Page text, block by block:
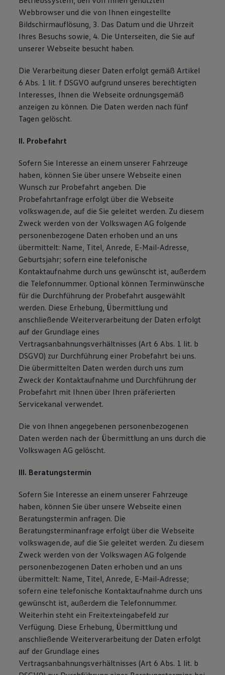
Magazin
Lifestyle
Transport
Familie
Elektromobilität
Volkswagen R
Volkswagen Kundenbetreuung
Webbrowser und die von Ihnen eingestellte
Bildschirmauflösung, 3. Das Datum und die Uhrzeit
Ihres Besuchs sowie, 4. Die Unterseiten, die Sie auf
unserer Webseite besucht haben.
Die Verarbeitung dieser Daten erfolgt gemäß Artikel
6 Abs. 1 lit. f DSGVO aufgrund unseres berechtigten
Interesses, Ihnen die Webseite ordnungsgemäß
anzeigen zu können. Die Daten werden nach fünf
Tagen gelöscht.
II. Probefahrt
Sofern Sie Interesse an einem unserer Fahrzeuge
haben, können Sie über unsere Webseite einen
Wunsch zur Probefahrt angeben. Die
Probefahrtanfrage erfolgt über die Webseite
volkswagen.de, auf die Sie geleitet werden. Zu diesem
Zweck werden von der Volkswagen AG folgende
personenbezogene Daten erhoben und an uns
übermittelt: Name, Titel, Anrede, E-Mail-Adresse,
Geburtsjahr; sofern eine telefonische
Kontaktaufnahme durch uns gewünscht ist, außerdem
die Telefonnummer. Optional können Terminwünsche
für die Durchführung der Probefahrt ausgewählt
werden. Diese Erhebung, Übermittlung und
anschließende Weiterverarbeitung der Daten erfolgt
auf der Grundlage eines
Vertragsanbahnungsverhältnisses (Art 6 Abs. 1 lit. b
DSGVO) zur Durchführung einer Probefahrt bei uns.
Die übermittelten Daten werden durch uns zum
Zweck der Kontaktaufnahme und Durchführung der
Probefahrt mit Ihnen über Ihren präferierten
Servicekanal verwendet.
Die von Ihnen angegebenen personenbezogenen
Daten werden nach der Übermittlung an uns durch die
Volkswagen AG gelöscht.
III. Beratungstermin
Sofern Sie Interesse an einem unserer Fahrzeuge
haben, können Sie über unsere Webseite einen
Beratungstermin anfragen. Die
Beratungsterminanfrage erfolgt über die Webseite
volkswagen.de, auf die Sie geleitet werden. Zu diesem
Zweck werden von der Volkswagen AG folgende
personenbezogenen Daten erhoben und an uns
übermittelt: Name, Titel, Anrede, E-Mail-Adresse;
sofern eine telefonische Kontaktaufnahme durch uns
gewünscht ist, außerdem die Telefonnummer.
Weiterhin steht ein Freitexteingabefeld zur
Verfügung. Diese Erhebung, Übermittlung und
anschließende Weiterverarbeitung der Daten erfolgt
auf der Grundlage eines
Vertragsanbahnungsverhältnisses (Art 6 Abs. 1 lit. b